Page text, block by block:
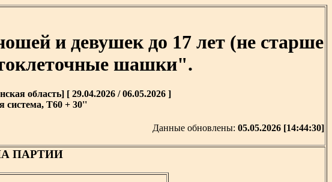
и девушек до 17 лет (не старше
шашки".
область] [ 29.04.2026 / 06.05.2026 ]
T60 + 30''
Данные обновлены: 05.05.2026 [14:44:30]
ПАРТИИ